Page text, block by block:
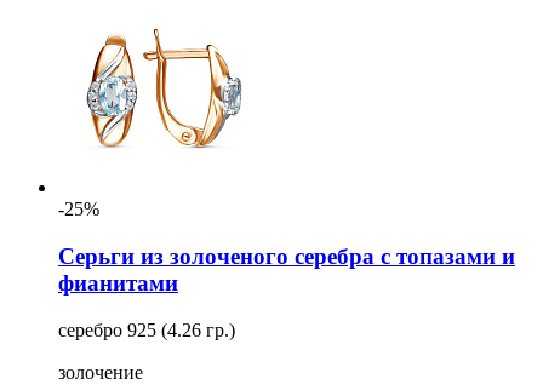
-25%
Серьги из золоченого серебра с топазами и
фианитами
серебро 925 (4.26 гр.)
золочение